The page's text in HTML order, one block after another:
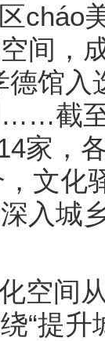
cháo
间，
德馆
截
家，
文化
入城
空间
“提